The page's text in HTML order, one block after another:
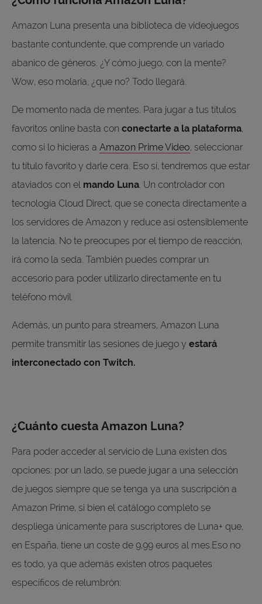
Amazon Luna presenta una biblioteca de videojuegos
bastante contundente, que comprende un variado
abanico de géneros. ¿Y cómo juego, con la mente?
Wow, eso molaría, ¿que no? Todo llegará.
De momento nada de mentes. Para jugar a tus títulos
favoritos online basta con conectarte a la plataforma,
como si lo hicieras a Amazon Prime Video, seleccionar
tu título favorito y darle cera. Eso sí, tendremos que estar
ataviados con el mando Luna . Un controlador con
tecnología Cloud Direct, que se conecta directamente a
los servidores de Amazon y reduce así ostensiblemente
la latencia. No te preocupes por el tiempo de reacción,
irá como la seda. También puedes comprar un
accesorio para poder utilizarlo directamente en tu
teléfono móvil.
Además, un punto para streamers, Amazon Luna
permite transmitir las sesiones de juego y estará
interconectado con Twitch.
¿Cuánto cuesta Amazon Luna?
Para poder acceder al servicio de Luna existen dos
opciones: por un lado, se puede jugar a una selección
de juegos siempre que se tenga ya una suscripción a
Amazon Prime, si bien el catálogo completo se
despliega únicamente para suscriptores de Luna+ que,
en España, tiene un coste de 9,99 euros al mes.Eso no
es todo, ya que además existen otros paquetes
específicos de relumbrón: